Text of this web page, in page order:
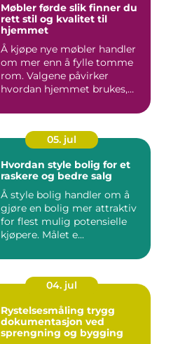
Møbler førde slik finner du
rett stil og kvalitet til
hjemmet
Å kjøpe nye møbler handler
om mer enn å fylle tomme
rom. Valgene påvirker
hvordan hjemmet brukes,
05. jul
Hvordan style bolig for et
raskere og bedre salg
Å style bolig handler om å
gjøre en bolig mer attraktiv
for flest mulig potensielle
kjøpere. Målet e...
04. jul
Rystelsesmåling trygg
dokumentasjon ved
sprengning og bygging